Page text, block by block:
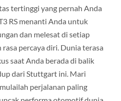
tertinggi yang pernah Anda
RS menanti Anda untuk
dan melesat di setiap
percaya diri. Dunia terasa
saat Anda berada di balik
dari Stuttgart ini. Mari
perjalanan paling